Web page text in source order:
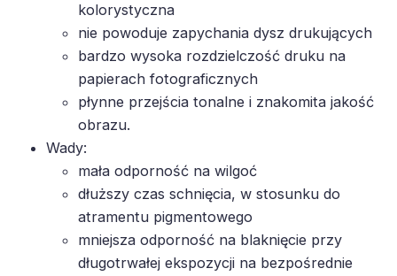
kolorystyczna
nie powoduje zapychania dysz drukujących
bardzo wysoka rozdzielczość druku na
papierach fotograficznych
płynne przejścia tonalne i znakomita jakość
obrazu.
Wady:
mała odporność na wilgoć
dłuższy czas schnięcia, w stosunku do
atramentu pigmentowego
mniejsza odporność na blaknięcie przy
długotrwałej ekspozycji na bezpośrednie